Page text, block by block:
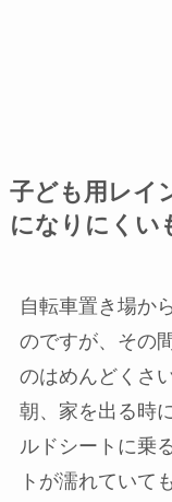
子ども用レイ
になりにくい
自転車置き場か
のですが、その
のはめんどくさ
朝、家を出る時
ルドシートに乗
トが濡れていて